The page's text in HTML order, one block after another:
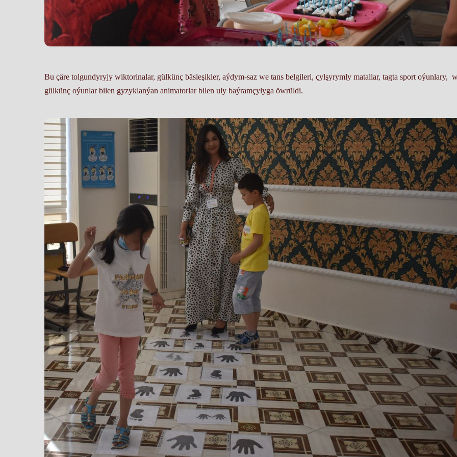
Bu çäre tolgundyryjy wiktorinalar, gülkünç bäsleşikler, aýdym-saz we tans belgileri, çylşyrymly matallar, tagta sport oýunlary,
gülkünç oýunlar bilen gyzyklanýan animatorlar bilen uly baýramçylyga öwrüldi.